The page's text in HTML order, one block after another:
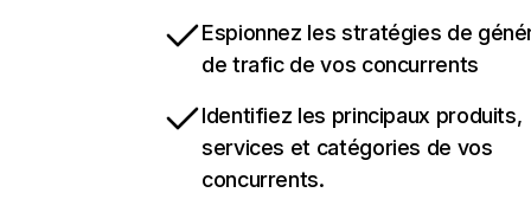
Espionnez les stratégies de
de trafic de vos concurrents
Identifiez les principaux produits,
services et catégories de vos
concurrents.